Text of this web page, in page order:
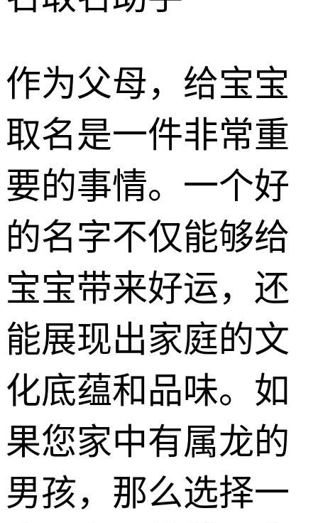
作为父母，给宝宝
取名是一件非常重
要的事情。一个好
的名字不仅能够给
宝宝带来好运，还
能展现出家庭的文
化底蕴和品味。如
果您家中有属龙的
男孩，那么选择一